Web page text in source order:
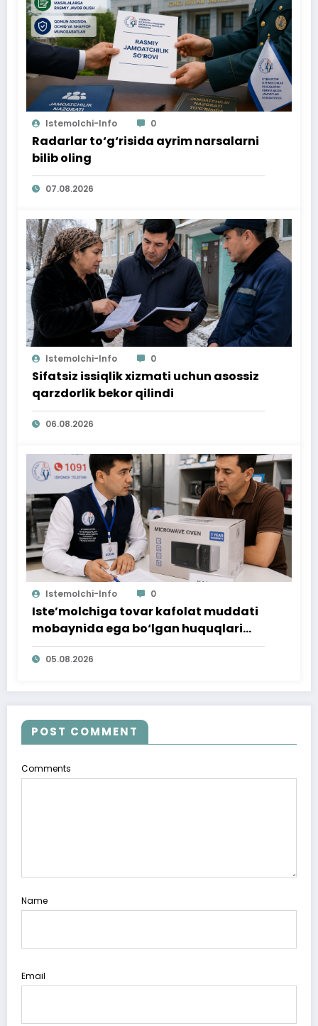
Istemolchi-Info 0
Radarlar to‘g‘risida ayrim narsalarni
bilib oling
07.08.2026
Istemolchi-Info 0
Sifatsiz issiqlik xizmati uchun asossiz
qarzdorlik bekor qilindi
06.08.2026
Istemolchi-Info 0
Iste’molchiga tovar kafolat muddati
mobaynida ega bo‘lgan huquqlari
ta’minlab berildi
05.08.2026
POST COMMENT
Comments
Name
Email